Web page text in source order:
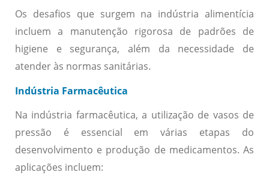
Os desafios que surgem na indústria alimentícia
incluem a manutenção rigorosa de padrões de
higiene e segurança, além da necessidade de
atender às normas sanitárias.
Indústria Farmacêutica
Na indústria farmacêutica, a utilização de vasos de
pressão é essencial em várias etapas do
desenvolvimento e produção de medicamentos. As
aplicações incluem: